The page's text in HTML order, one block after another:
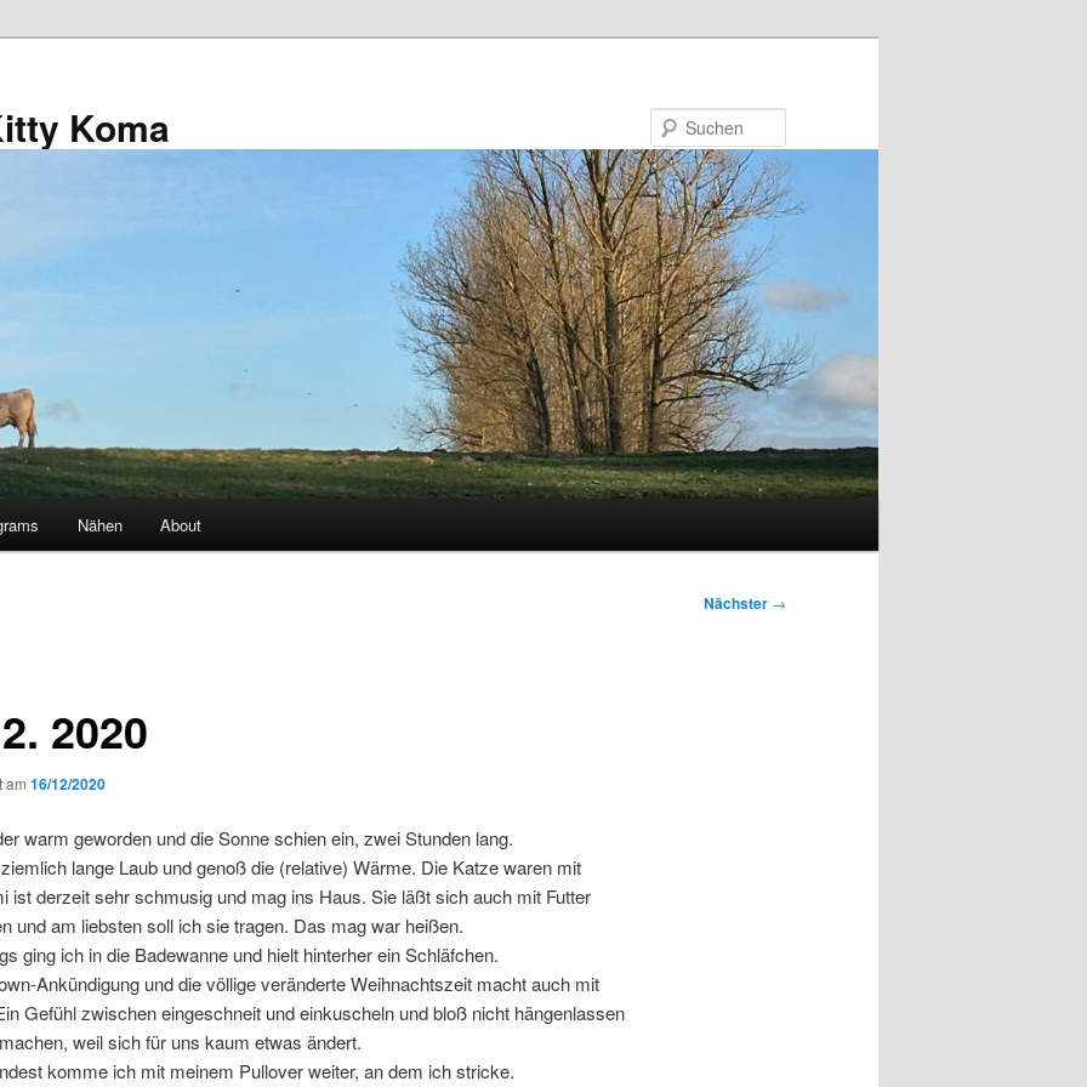
Koma
Nähen About
Nächster →
2020
am 16/12/2020
warm geworden und die Sonne schien ein, zwei Stunden lang.
lange Laub und genoß die (relative) Wärme. Die Katze waren mit
ist derzeit sehr schmusig und mag ins Haus. Sie läßt sich auch mit Futter
und am liebsten soll ich sie tragen. Das mag war heißen.
ging ich in die Badewanne und hielt hinterher ein Schläfchen.
Ankündigung und die völlige veränderte Weihnachtszeit macht auch mit
Gefühl zwischen eingeschneit und einkuscheln und bloß nicht hängenlassen
weil sich für uns kaum etwas ändert.
komme ich mit meinem Pullover weiter, an dem ich stricke.